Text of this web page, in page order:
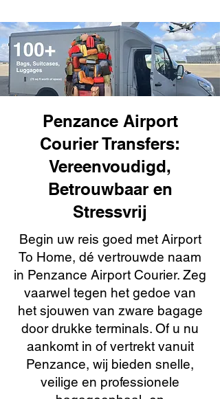
Penzance Airport
Courier Transfers:
Vereenvoudigd,
Betrouwbaar en
Stressvrij
Begin uw reis goed met Airport
To Home, dé vertrouwde naam
in Penzance Airport Courier. Zeg
vaarwel tegen het gedoe van
het sjouwen van zware bagage
door drukke terminals. Of u nu
aankomt in of vertrekt vanuit
Penzance, wij bieden snelle,
veilige en professionele